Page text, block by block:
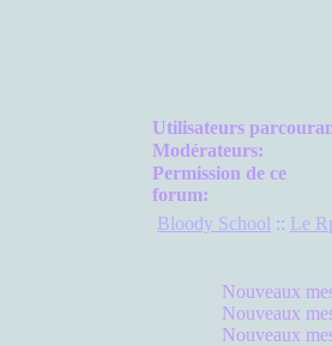
Utilisateurs
Modérateurs:
Permission de ce
forum:
Bloody School :: Le
Nouveaux
Nouveaux
Nouveaux